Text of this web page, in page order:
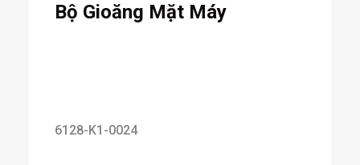
Bộ Gioăng Mặt Máy
6128-K1-0024